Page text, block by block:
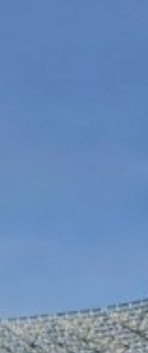
však na to, že v takom
zabrániť evidovaniu
IP-adresy) pre Google,
plugin, ktorý je
Osadí sa Opt-Out-
údajov Google:
presadzujeme prísne
je YouTube, LLC, 901